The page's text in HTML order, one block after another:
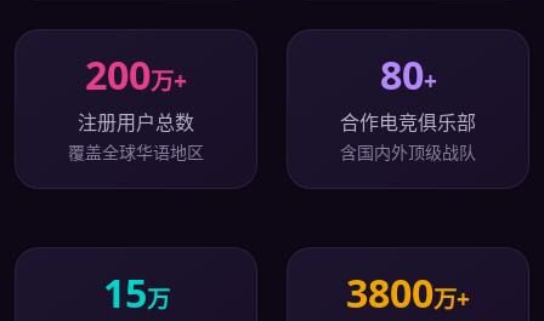
200万+
注册用户总数
覆盖全球华语地区
80+
合作电竞俱乐部
含国内外顶级战队
15万 3800万+